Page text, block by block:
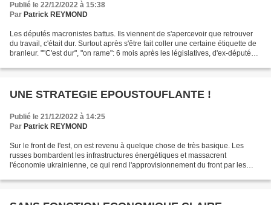
Publié le 22/12/2022 à 15:38
Par Patrick REYMOND
Les députés macronistes battus. Ils viennent de s'apercevoir que retrouver
du travail, c'était dur. Surtout après s'être fait coller une certaine étiquette de
branleur. ""C'est dur", "on rame": 6 mois après les législatives, d'ex-députés
UNE STRATEGIE EPOUSTOUFLANTE !
Publié le 21/12/2022 à 14:25
Par Patrick REYMOND
Sur le front de l'est, on est revenu à quelque chose de très basique. Les
russes bombardent les infrastructures énergétiques et massacrent
l'économie ukrainienne, ce qui rend l'approvisionnement du front par les